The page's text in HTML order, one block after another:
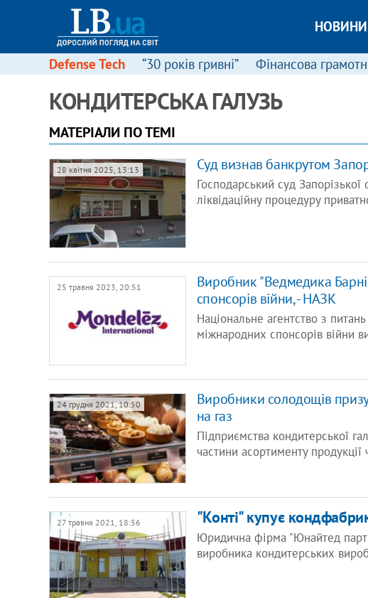
НОВИНИ
Defense Tech “30 років гривні” Фінансова
КОНДИТЕРСЬКА ГАЛУЗЬ
МАТЕРІАЛИ ПО ТЕМІ
28 квітня 2025, 13:13 Суд визнав банкрутом
Господарський суд
ліквідаційну процедуру
25 травня 2023, 20:51
Виробник "Ведмедика
спонсорів війни, - НАЗК
Національне агентство з
міжнародних спонсорів війни
24 грудня 2021, 10:50
Виробники солодощів
на газ
Підприємства кондитерської
частини асортименту
27 травня 2021, 18:56 "Конті" купує
Юридична фірма "Юнайтед
виробника кондитерських